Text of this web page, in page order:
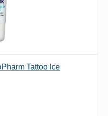
Tattoo Ice